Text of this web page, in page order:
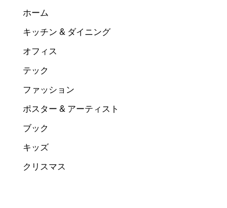
ホーム
キッチン & ダイニング
オフィス
テック
ファッション
ポスター & アーティスト
ブック
キッズ
クリスマス